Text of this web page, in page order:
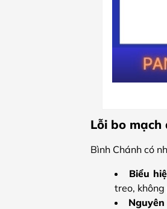
Lỗi bo
Bình Chánh có
Biểu
treo,